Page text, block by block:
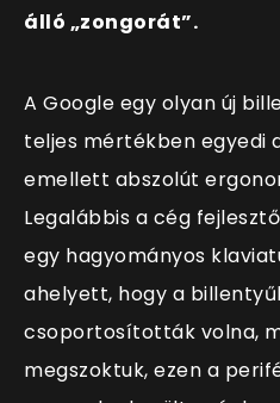
álló „zongorát”.
A Google egy olyan új
teljes mértékben egyedi
emellett abszolút
Legalábbis a cég
egy hagyományos
ahelyett, hogy a
csoportosították volna,
megszoktuk, ezen a